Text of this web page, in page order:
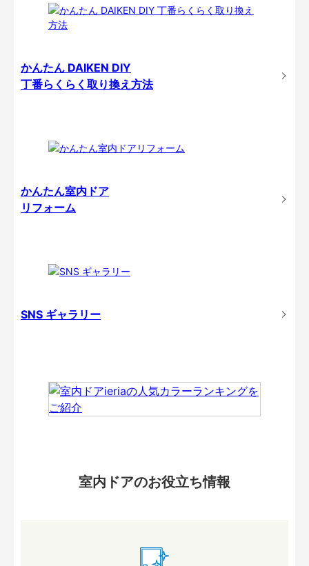
かんたん DAIKEN DIY
丁番らくらく取り換え方法
かんたん室内ドア
リフォーム
SNS ギャラリー
室内ドアのお役立ち情報